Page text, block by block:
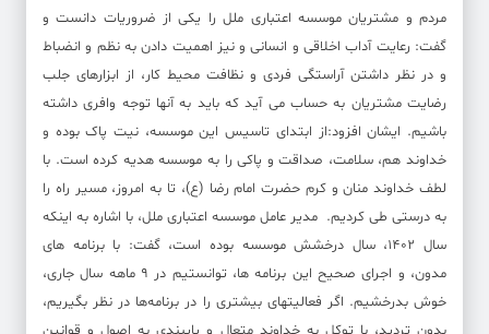
مردم و مشتریان موسسه اعتباری ملل را یکی از ضروریات دانست و
گفت: رعایت آداب اخلاقی و انسانی و نیز اهمیت دادن به نظم و انضباط
و در نظر داشتن آراستگی فردی و نظافت محیط کار، از ابزارهای جلب
رضایت مشتریان به حساب می آید که باید به آنها توجه وافری داشته
باشیم. ایشان افزود:از ابتدای تاسیس این موسسه، نیت پاک بوده و
خداوند هم، سلامت، صداقت و پاکی را به موسسه هدیه کرده است. با
لطف خداوند منان و کرم حضرت امام رضا (ع)، تا به امروز، مسیر راه را
به درستی طی کردیم. مدیر عامل موسسه اعتباری ملل، با اشاره به اینکه
سال 1402، سال درخشش موسسه بوده است، گفت: با برنامه های
مدون، و اجرای صحیح این برنامه ها، توانستیم در 9 ماهه سال جاری،
خوش بدرخشیم. اگر فعالیتهای بیشتری را در برنامه‌ها در نظر بگیریم،